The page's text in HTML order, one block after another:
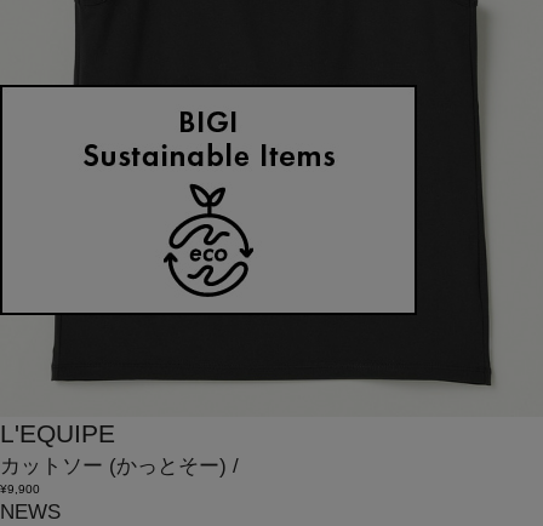
L'EQUIPE
カットソー (かっとそー) /
¥9,900
NEWS